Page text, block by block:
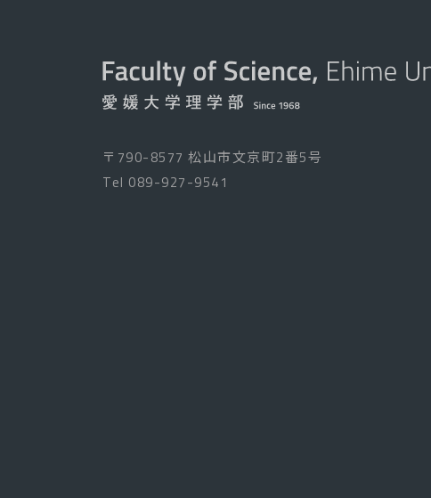
〒790-8577 松山市文京町2番5号
Tel 089-927-9541